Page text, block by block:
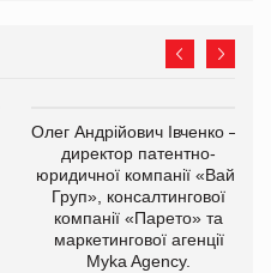
Олег Андрійович Івченко —
директор патентно-
юридичної компанії «Вайз
Груп», консалтингової
компанії «Парето» та
маркетингової агенції
Myka Agency.